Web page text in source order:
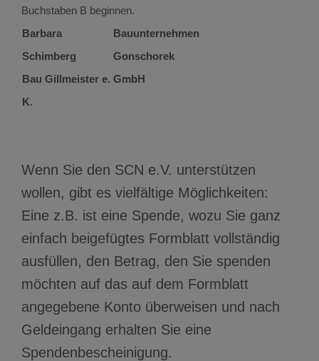
Buchstaben B beginnen.
Barbara
Schimberg
Bau Gillmeister e.
K.
Bauunternehmen
Gonschorek
GmbH
Wenn Sie den SCN e.V. unterstützen
wollen, gibt es vielfältige Möglichkeiten:
Eine z.B. ist eine Spende, wozu Sie ganz
einfach beigefügtes Formblatt vollständig
ausfüllen, den Betrag, den Sie spenden
möchten auf das auf dem Formblatt
angegebene Konto überweisen und nach
Geldeingang erhalten Sie eine
Spendenbescheinigung.